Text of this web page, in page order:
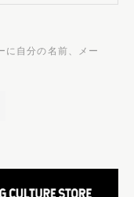
に自分の名前、メー